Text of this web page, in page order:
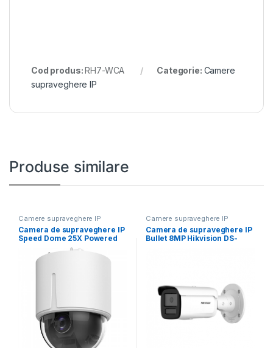
Cod produs:RH7-WCA Categorie: Camere
supraveghere IP
Produse similare
Camere supraveghere IP
Camera de supraveghere IP
Speed Dome 25X Powered
by DarkFighter
Camere supraveghere IP
Camera de supraveghere IP
Bullet 8MP Hikvision DS-